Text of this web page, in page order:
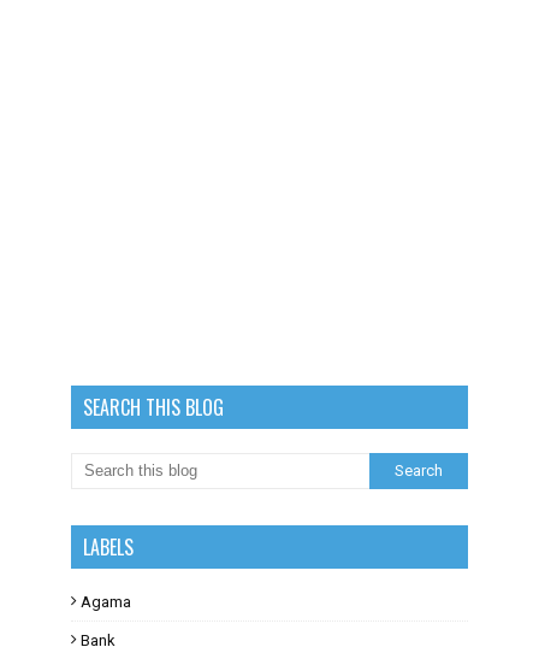
SEARCH THIS BLOG
LABELS
Agama
Bank